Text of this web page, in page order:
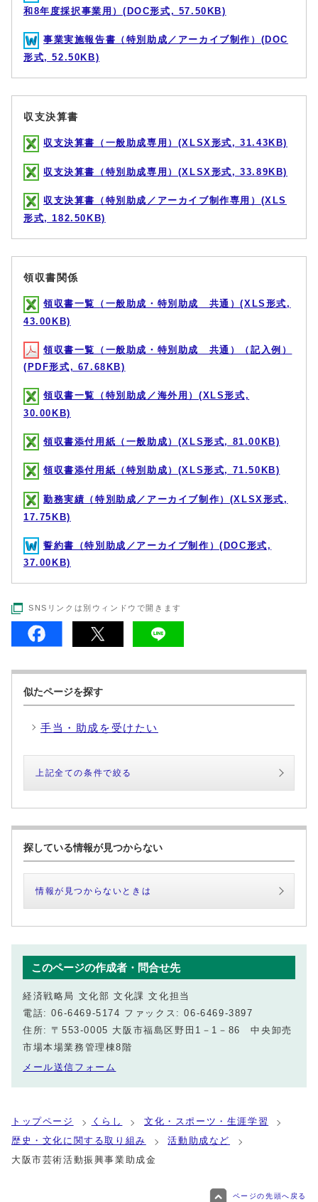
和8年度採択事業用）(DOC形式, 57.50KB)
事業実施報告書（特別助成／アーカイブ制作）(DOC
形式, 52.50KB)
収支決算書
収支決算書（一般助成専用）(XLSX形式, 31.43KB)
収支決算書（特別助成専用）(XLSX形式, 33.89KB)
収支決算書（特別助成／アーカイブ制作専用）(XLS
形式, 182.50KB)
領収書関係
領収書一覧（一般助成・特別助成 共通）(XLS形式,
43.00KB)
領収書一覧（一般助成・特別助成 共通）（記入例）
(PDF形式, 67.68KB)
領収書一覧（特別助成／海外用）(XLS形式,
30.00KB)
領収書添付用紙（一般助成）(XLS形式, 81.00KB)
領収書添付用紙（特別助成）(XLS形式, 71.50KB)
勤務実績（特別助成／アーカイブ制作）(XLSX形式,
17.75KB)
誓約書（特別助成／アーカイブ制作）(DOC形式,
37.00KB)
SNSリンクは別ウィンドウで開きます
似たページを探す
手当・助成を受けたい
上記全ての条件で絞る
探している情報が見つからない
情報が見つからないときは
このページの作成者・問合せ先
経済戦略局 文化部 文化課 文化担当
電話: 06-6469-5174 ファックス: 06-6469-3897
住所: 〒553-0005 大阪市福島区野田1－1－86 中央卸売
市場本場業務管理棟8階
メール送信フォーム
トップページ くらし
文化・スポーツ・生涯学習
歴史・文化に関する取り組み
活動助成など
大阪市芸術活動振興事業助成金
ページの先頭へ戻る